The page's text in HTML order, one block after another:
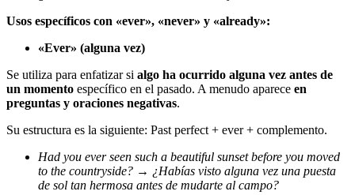
Usos específicos con «ever», «never» y «already»:
«Ever» (alguna vez)
Se utiliza para enfatizar si algo ha ocurrido alguna vez antes de
un momento específico en el pasado. A menudo aparece en
preguntas y oraciones negativas.
Su estructura es la siguiente: Past perfect + ever + complemento.
Had you ever seen such a beautiful sunset before you moved
to the countryside? → ¿Habías visto alguna vez una puesta
de sol tan hermosa antes de mudarte al campo?